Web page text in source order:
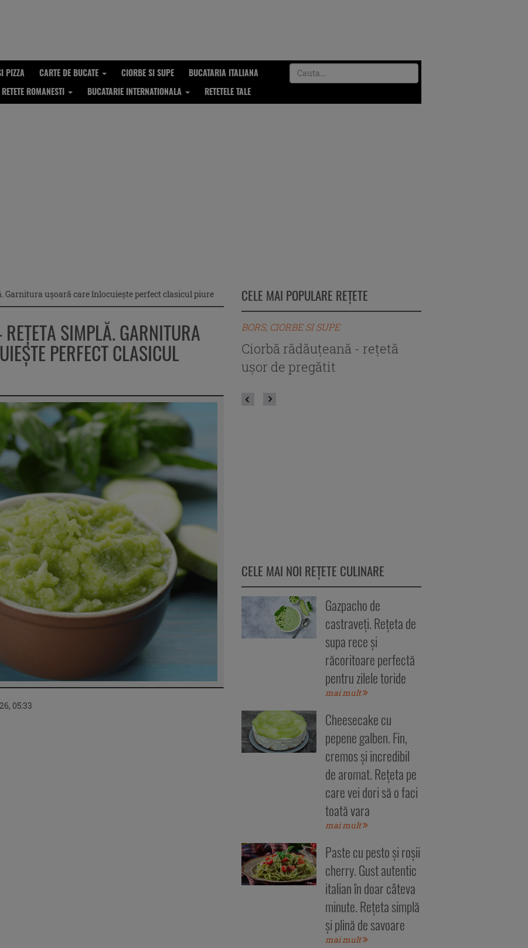
PIZZA CARTE DE BUCATE CIORBE SI SUPE
BUCATARIA ITALIANA
RETETE ROMANESTI BUCATARIE INTERNATIONALA RETETELE TALE
Garnitura ușoară care înlocuiește perfect clasicul piure
SIMPLĂ. GARNITURA
PERFECT CLASICUL
05:33
CELE MAI POPULARE REȚETE
BORS, CIORBE SI SUPE
Ciorbă rădăuțeană - rețetă
ușor de pregătit
CELE MAI NOI REȚETE CULINARE
Gazpacho de
castraveți. Rețeta de
supa rece și
răcoritoare perfectă
pentru zilele toride
mai mult
Cheesecake cu
pepene galben. Fin,
cremos și incredibil
de aromat. Rețeta pe
care vei dori să o faci
toată vara
mai mult
Paste cu pesto și roșii
cherry. Gust autentic
italian în doar câteva
minute. Rețeta simplă
și plină de savoare
mai mult